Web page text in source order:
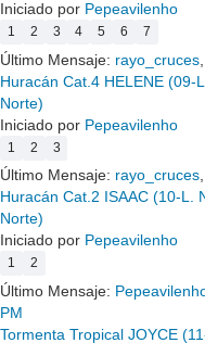
Iniciado por Pepeavilenho
1 2 3 4 5 6 7
Último Mensaje: rayo_cruces
Huracán Cat.4 HELENE (09-
Norte)
Iniciado por Pepeavilenho
1 2 3
Último Mensaje: rayo_cruces,
Huracán Cat.2 ISAAC (10-L.
Norte)
Iniciado por Pepeavilenho
1 2
Último Mensaje:
PM
Tormenta Tropical JOYCE